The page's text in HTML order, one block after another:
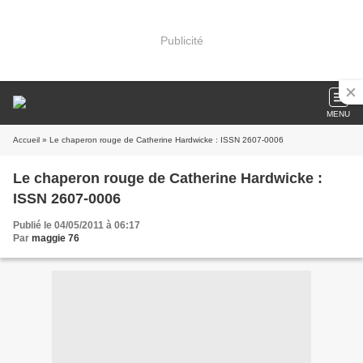
Publicité
MENU
Accueil » Le chaperon rouge de Catherine Hardwicke : ISSN 2607-0006
Le chaperon rouge de Catherine Hardwicke :
ISSN 2607-0006
Publié le 04/05/2011 à 06:17
Par maggie 76